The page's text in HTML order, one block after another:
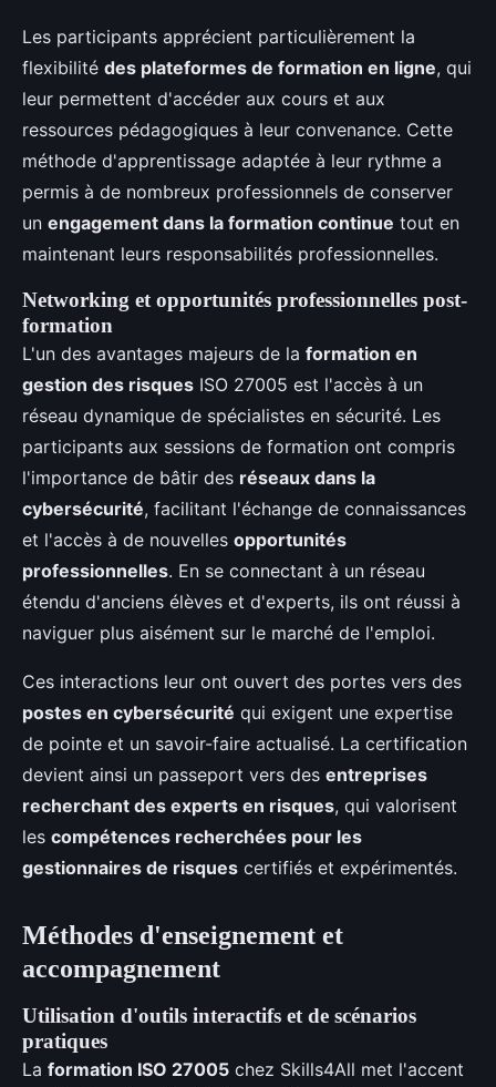
Les participants apprécient particulièrement la
flexibilité des plateformes de formation en ligne, qui
leur permettent d'accéder aux cours et aux
ressources pédagogiques à leur convenance. Cette
méthode d'apprentissage adaptée à leur rythme a
permis à de nombreux professionnels de conserver
un engagement dans la formation continue tout en
maintenant leurs responsabilités professionnelles.
Networking et opportunités professionnelles post-
formation
L'un des avantages majeurs de la formation en
gestion des risques ISO 27005 est l'accès à un
réseau dynamique de spécialistes en sécurité. Les
participants aux sessions de formation ont compris
l'importance de bâtir des réseaux dans la
cybersécurité, facilitant l'échange de connaissances
et l'accès à de nouvelles opportunités
professionnelles. En se connectant à un réseau
étendu d'anciens élèves et d'experts, ils ont réussi à
naviguer plus aisément sur le marché de l'emploi.
Ces interactions leur ont ouvert des portes vers des
postes en cybersécurité qui exigent une expertise
de pointe et un savoir-faire actualisé. La certification
devient ainsi un passeport vers des entreprises
recherchant des experts en risques, qui valorisent
les compétences recherchées pour les
gestionnaires de risques certifiés et expérimentés.
Méthodes d'enseignement et
accompagnement
Utilisation d'outils interactifs et de scénarios
pratiques
La formation ISO 27005 chez Skills4All met l'accent